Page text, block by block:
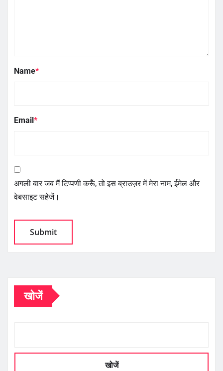
Name*
Email *
अगली बार जब मैं टिप्पणी करूँ, तो इस ब्राउज़र में मेरा नाम, ईमेल और
वेबसाइट सहेजें।
खोजें
खोजें